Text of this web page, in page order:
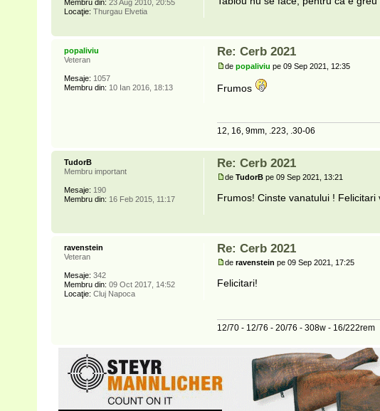
Membru din: 23 Aug 2010, 20:55
Locaţie: Thurgau Elvetia
Re: Cerb 2021
de popaliviu pe 09 Sep 2021, 12:35
Frumos
12, 16, 9mm, .223, .30-06
popaliviu
Veteran
Mesaje: 1057
Membru din: 10 Ian 2016, 18:13
Re: Cerb 2021
de TudorBpe 09 Sep 2021, 13:21
Frumos! Cinste vanatului ! Felicitari
TudorB
Membru important
Mesaje: 190
Membru din: 16 Feb 2015, 11:17
Re: Cerb 2021
de ravenstein pe 09 Sep 2021, 17:25
Felicitari!
12/70 - 12/76 - 20/76 - 308w - 16/222rem
ravenstein
Veteran
Mesaje: 342
Membru din: 09 Oct 2017, 14:52
Locaţie: Cluj Napoca